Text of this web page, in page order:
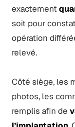
exactement
soit pour
opération
relevé.
Côté siège, les
photos, les
remplis afin de